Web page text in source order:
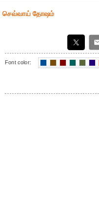
செவ்வாய் தோஷம்
Font color: